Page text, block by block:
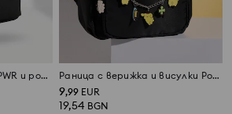
Раница с надпис GRL PWR и розови ципове Раница с верижка и висулки PomPomPurin
9,99 EUR
19,54 BGN